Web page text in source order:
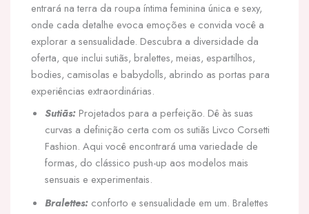
entrará na terra da roupa íntima feminina única e sexy,
onde cada detalhe evoca emoções e convida você a
explorar a sensualidade. Descubra a diversidade da
oferta, que inclui sutiãs, bralettes, meias, espartilhos,
bodies, camisolas e babydolls, abrindo as portas para
experiências extraordinárias.
Sutiãs: Projetados para a perfeição. Dê às suas
curvas a definição certa com os sutiãs Livco Corsetti
Fashion. Aqui você encontrará uma variedade de
formas, do clássico push-up aos modelos mais
sensuais e experimentais.
Bralettes: conforto e sensualidade em um. Bralettes